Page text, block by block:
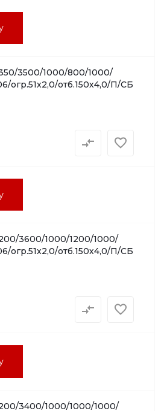
3500/1000/800/1000/
огр.51х2,0/отб.150х4,0/П/СБ
3600/1000/1200/1000/
огр.51х2,0/отб.150х4,0/П/СБ
3400/1000/1000/1000/